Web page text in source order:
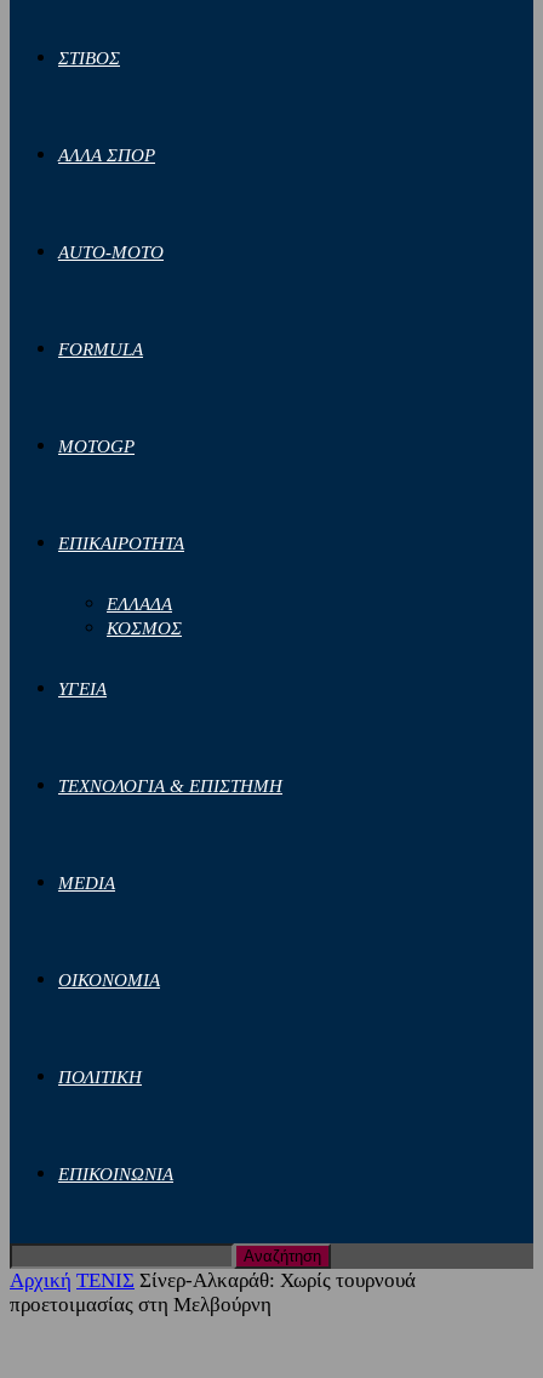
ΣΤΙΒΟΣ
ΑΛΛΑ ΣΠΟΡ
AUTO-MOTO
FORMULA
MOTOGP
ΕΠΙΚΑΙΡΟΤΗΤΑ
ΕΛΛΑΔΑ
ΚΟΣΜΟΣ
ΥΓΕΙΑ
ΤΕΧΝΟΛΟΓΙΑ & ΕΠΙΣΤΗΜΗ
MEDIA
ΟΙΚΟΝΟΜΙΑ
ΠΟΛΙΤΙΚΗ
ΕΠΙΚΟΙΝΩΝΙΑ
Αρχική ΤΕΝΙΣ Σίνερ-Αλκαράθ: Χωρίς τουρνουά
προετοιμασίας στη Μελβούρνη